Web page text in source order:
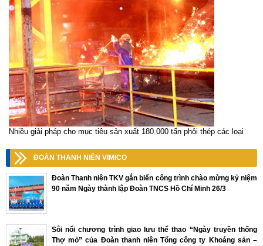
Nhiều giải pháp cho mục tiêu sản xuất 180.000 tấn phôi thép các loại
ĐOÀN THANH NIÊN VIMICO
Đoàn Thanh niên TKV gắn biển công trình chào mừng kỷ niệm
90 năm Ngày thành lập Đoàn TNCS Hồ Chí Minh 26/3
Sôi nổi chương trình giao lưu thể thao “Ngày truyền thống
Thợ mỏ” của Đoàn thanh niên Tổng công ty Khoáng sản –